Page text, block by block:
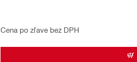
Cena po zľave bez DPH